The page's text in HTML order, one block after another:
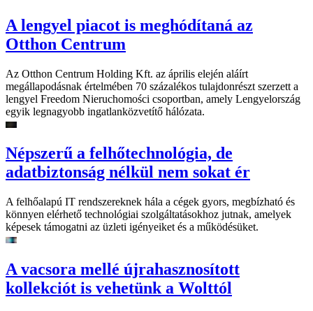
A lengyel piacot is meghódítaná az
Otthon Centrum
Az Otthon Centrum Holding Kft. az április elején aláírt
megállapodásnak értelmében 70 százalékos tulajdonrészt szerzett a
lengyel Freedom Nieruchomości csoportban, amely Lengyelország
egyik legnagyobb ingatlanközvetítő hálózata.
Népszerű a felhőtechnológia, de
adatbiztonság nélkül nem sokat ér
A felhőalapú IT rendszereknek hála a cégek gyors, megbízható és
könnyen elérhető technológiai szolgáltatásokhoz jutnak, amelyek
képesek támogatni az üzleti igényeiket és a működésüket.
A vacsora mellé újrahasznosított
kollekciót is vehetünk a Wolttól